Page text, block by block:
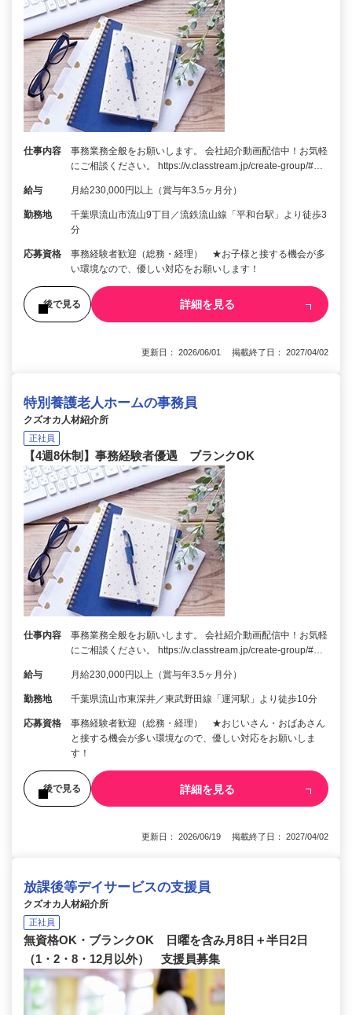
仕事内容
事務業務全般をお願いします。 会社紹介動画配信中！お気軽
にご相談ください。 https://v.classtream.jp/create-group/#…
給与 月給230,000円以上（賞与年3.5ヶ月分）
勤務地
千葉県流山市流山9丁目／流鉄流山線「平和台駅」より徒歩3
分
応募資格
事務経験者歓迎（総務・経理） ★お子様と接する機会が多
い環境なので、優しい対応をお願いします！
後で見る 詳細を見る
更新日： 2026/06/01 掲載終了日： 2027/04/02
特別養護老人ホームの事務員
クズオカ人材紹介所
正社員
【4週8休制】事務経験者優遇 ブランクOK
仕事内容
事務業務全般をお願いします。 会社紹介動画配信中！お気軽
にご相談ください。 https://v.classtream.jp/create-group/#…
給与 月給230,000円以上（賞与年3.5ヶ月分）
勤務地 千葉県流山市東深井／東武野田線「運河駅」より徒歩10分
応募資格
事務経験者歓迎（総務・経理） ★おじいさん・おばあさん
と接する機会が多い環境なので、優しい対応をお願いしま
す！
後で見る 詳細を見る
更新日： 2026/06/19 掲載終了日： 2027/04/02
放課後等デイサービスの支援員
クズオカ人材紹介所
正社員
無資格OK・ブランクOK 日曜を含み月8日＋半日2日
（1・2・8・12月以外） 支援員募集